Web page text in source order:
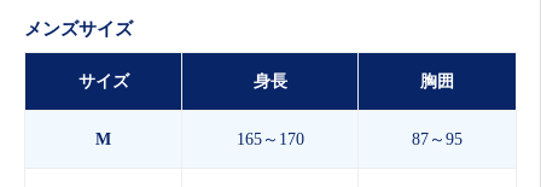
メンズサイズ
サイズ 身長 胸囲
M 165～170 87～95